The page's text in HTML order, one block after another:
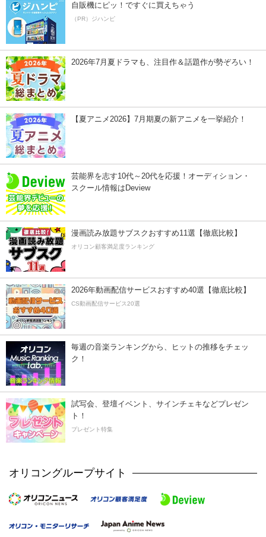
自販機にピッ！ですぐに買えちゃう
（PR）ジハンピ
2026年7月夏ドラマも、注目作＆話題作が勢ぞろい！
【夏アニメ2026】7月期夏の新アニメを一挙紹介！
芸能界を志す10代～20代を応援！オーディション・
スクール情報はDeview
漫画読み放題サブスクおすすめ11選【徹底比較】
オリコン顧客満足度ランキング
2026年動画配信サービスおすすめ40選【徹底比較】
CS動画配信サービス20選
毎週の音楽ランキングから、ヒットの推移をチェッ
ク！
試写会、登壇イベント、サインチェキなどプレゼン
ト！
プレゼント特集
オリコングループサイト